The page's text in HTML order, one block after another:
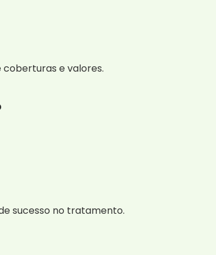
e valores.
sucesso no tratamento.